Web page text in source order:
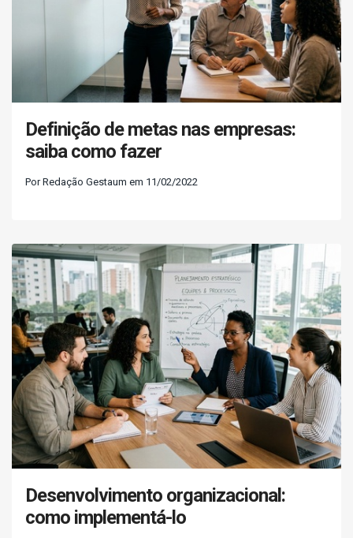
Definição de metas nas empresas:
saiba como fazer
Por Redação Gestaum em 11/02/2022
Desenvolvimento organizacional:
como implementá-lo